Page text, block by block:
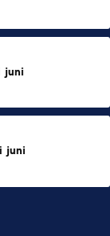
juni
juni